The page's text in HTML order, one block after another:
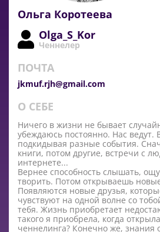
Ольга Коротеева
Olga_S_Kor
Ченнелер
ПОЧТА
jkmuf.rjh@gmail.com
О СЕБЕ
Ничего в жизни не бывает
убеждаюсь постоянно. Нас ведут.
подкидывая разные события.
книги, потом другие, встречи с
интернете...
Вернее способность слышать,
творить. Потом открываешь
Появляются новые друзья,
чувствуют на одной волне со
тебя. Жизнь приобретает
такого я приобрела, когда
ченнелинга? Конечно же, знания